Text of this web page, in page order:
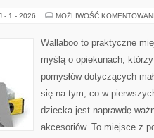
- 1 - 2026 MOŻLIWOŚĆ
Wallaboo to praktyczne
myślą o opiekunach,
pomysłów dotyczących
się na tym, co w
dziecka jest naprawdę
akcesoriów. To miejsce z